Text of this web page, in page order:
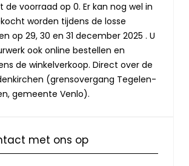
de voorraad op 0. Er kan nog wel in
worden tijdens de losse
op 29, 30 en 31 december 2025 . U
ook online bestellen en
de winkelverkoop. Direct over de
(grensovergang Tegelen-
gemeente Venlo).
met ons op